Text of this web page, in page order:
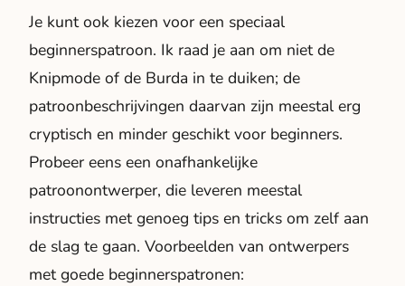
Je kunt ook kiezen voor een speciaal
beginnerspatroon. Ik raad je aan om niet de
Knipmode of de Burda in te duiken; de
patroonbeschrijvingen daarvan zijn meestal erg
cryptisch en minder geschikt voor beginners.
Probeer eens een onafhankelijke
patroonontwerper, die leveren meestal
instructies met genoeg tips en tricks om zelf aan
de slag te gaan. Voorbeelden van ontwerpers
met goede beginnerspatronen: